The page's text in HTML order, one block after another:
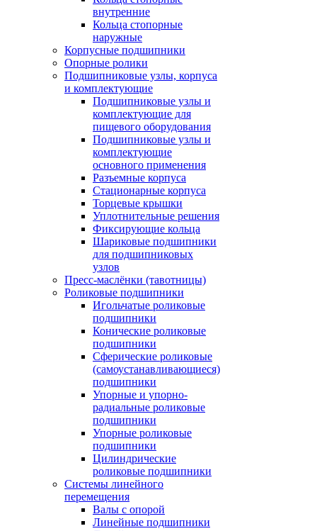
внутренние
Кольца стопорные
наружные
Корпусные подшипники
Опорные ролики
Подшипниковые узлы, корпуса
и комплектующие
Подшипниковые узлы и
комплектующие для
пищевого оборудования
Подшипниковые узлы и
комплектующие
основного применения
Разъемные корпуса
Стационарные корпуса
Торцевые крышки
Уплотнительные решения
Фиксирующие кольца
Шариковые подшипники
для подшипниковых
узлов
Пресс-маслёнки (тавотницы)
Роликовые подшипники
Игольчатые роликовые
подшипники
Конические роликовые
подшипники
Сферические роликовые
(самоустанавливающиеся)
подшипники
Упорные и упорно-
радиальные роликовые
подшипники
Упорные роликовые
подшипники
Цилиндрические
роликовые подшипники
Системы линейного
перемещения
Валы с опорой
Линейные подшипники